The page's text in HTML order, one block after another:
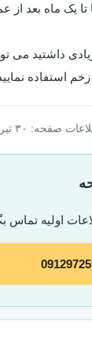
یک ماه بعد از
داشتید می
استفاده
۳۰ تیر ۱۴۰۵
اولیه تماس